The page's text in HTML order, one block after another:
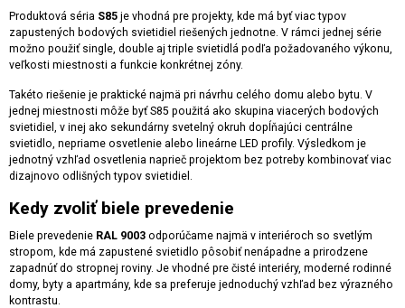
Produktová séria S85 je vhodná pre projekty, kde má byť viac typov
zapustených bodových svietidiel riešených jednotne. V rámci jednej série
možno použiť single, double aj triple svietidlá podľa požadovaného výkonu,
veľkosti miestnosti a funkcie konkrétnej zóny.
Takéto riešenie je praktické najmä pri návrhu celého domu alebo bytu. V
jednej miestnosti môže byť S85 použitá ako skupina viacerých bodových
svietidiel, v inej ako sekundárny svetelný okruh dopĺňajúci centrálne
svietidlo, nepriame osvetlenie alebo lineárne LED profily. Výsledkom je
jednotný vzhľad osvetlenia naprieč projektom bez potreby kombinovať viac
dizajnovo odlišných typov svietidiel.
Kedy zvoliť biele prevedenie
Biele prevedenie RAL 9003 odporúčame najmä v interiéroch so svetlým
stropom, kde má zapustené svietidlo pôsobiť nenápadne a prirodzene
zapadnúť do stropnej roviny. Je vhodné pre čisté interiéry, moderné rodinné
domy, byty a apartmány, kde sa preferuje jednoduchý vzhľad bez výrazného
kontrastu.